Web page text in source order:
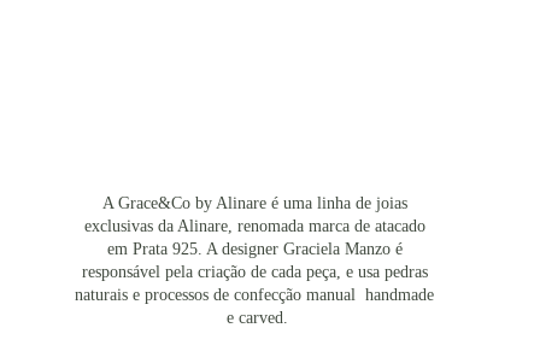
A Grace&Co by Alinare é uma linha de joias
exclusivas da Alinare, renomada marca de atacado
em Prata 925. A designer Graciela Manzo é
responsável pela criação de cada peça, e usa pedras
naturais e processos de confecção manual  handmade
e carved.